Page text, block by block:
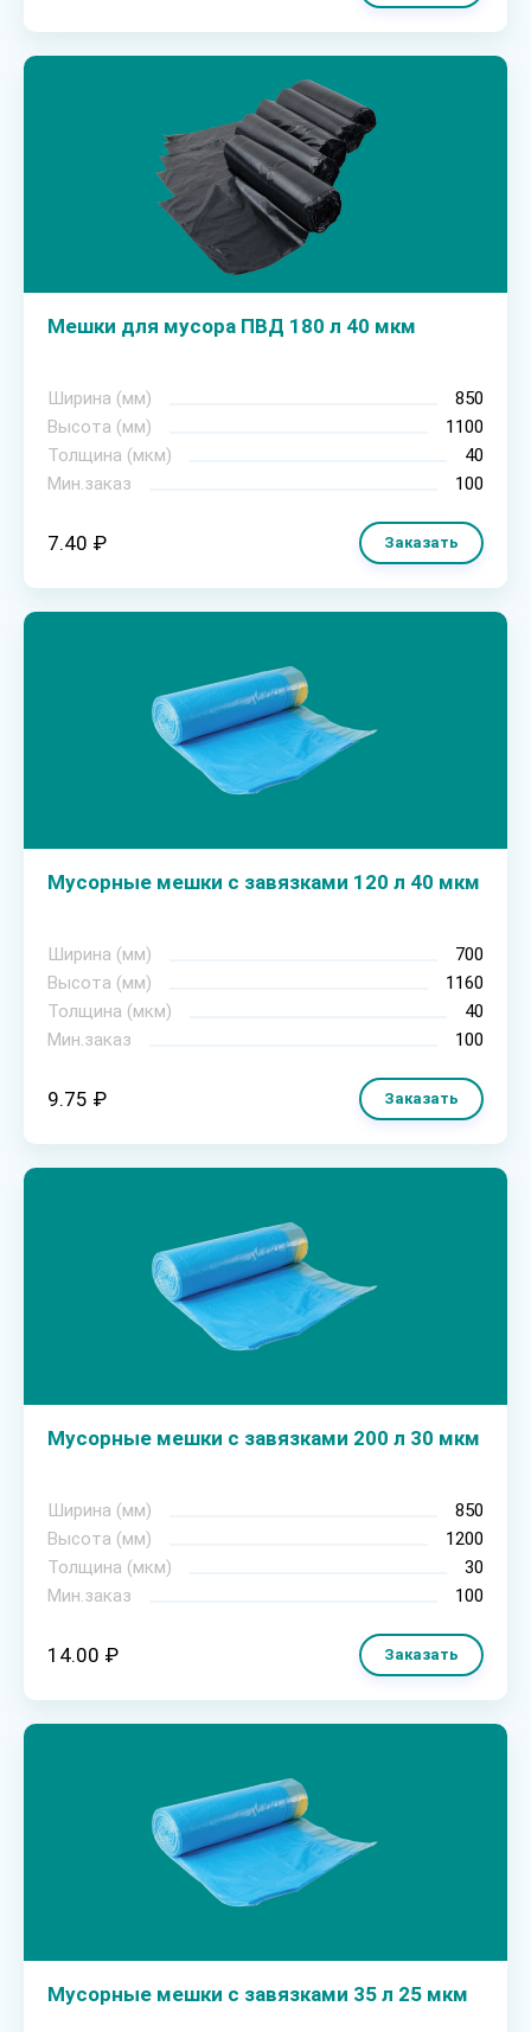
Мешки для мусора ПВД 180 л 40 мкм
Ширина (мм)
850
Высота (мм)
1100
Толщина (мкм)
40
Мин.заказ
100
7.40 ₽ Заказать
Мусорные мешки с завязками 120 л 40 мкм
Ширина (мм)
700
Высота (мм)
1160
Толщина (мкм)
40
Мин.заказ
100
9.75 ₽ Заказать
Мусорные мешки с завязками 200 л 30 мкм
Ширина (мм)
850
Высота (мм)
1200
Толщина (мкм)
30
Мин.заказ
100
14.00 ₽ Заказать
Мусорные мешки с завязками 35 л 25 мкм